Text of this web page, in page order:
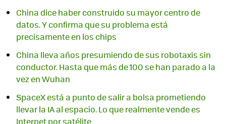
China dice haber construido su mayor centro de
datos. Y confirma que su problema está
precisamente en los chips
China lleva años presumiendo de sus robotaxis sin
conductor. Hasta que más de 100 se han parado a la
vez en Wuhan
SpaceX está a punto de salir a bolsa prometiendo
llevar la IA al espacio. Lo que realmente vende es
Internet por satélite